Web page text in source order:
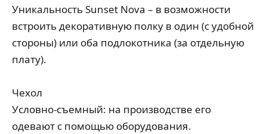
Уникальность Sunset Nova – в возможности
встроить декоративную полку в один (с удобной
стороны) или оба подлокотника (за отдельную
плату).
Чехол
Условно-съемный: на производстве его
одевают с помощью оборудования.